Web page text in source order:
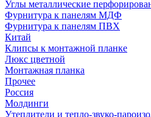
Углы металлические
Фурнитура к панелям МДФ
Фурнитура к панелям ПВХ
Китай
Клипсы к монтажной планке
Люкс цветной
Монтажная планка
Прочее
Россия
Молдинги
Утеплители и тепло-звуко-